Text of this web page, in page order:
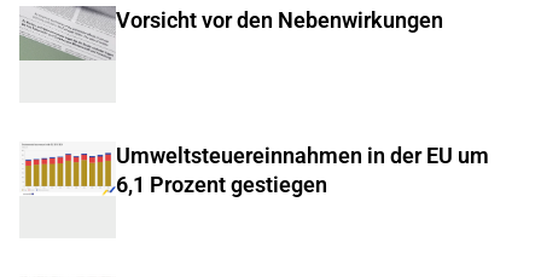
Vorsicht vor den Nebenwirkungen
Umweltsteuereinnahmen in der EU um
6,1 Prozent gestiegen